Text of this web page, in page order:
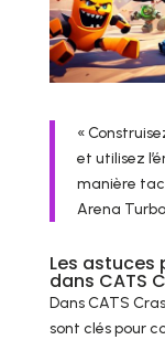
«
et utilisez
manière
Arena
Les astuces
dans CATS
Dans CATS
sont clés pour